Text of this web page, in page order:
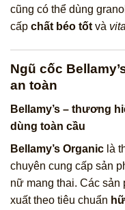
cũng có thể dùng
cấp chất béo tốt và
Ngũ cốc
an toàn
Bellamy’s – thương
dùng toàn cầu
Bellamy’s Organic là
chuyên cung cấp sản
nữ mang thai. Các
xuất theo tiêu chuẩn